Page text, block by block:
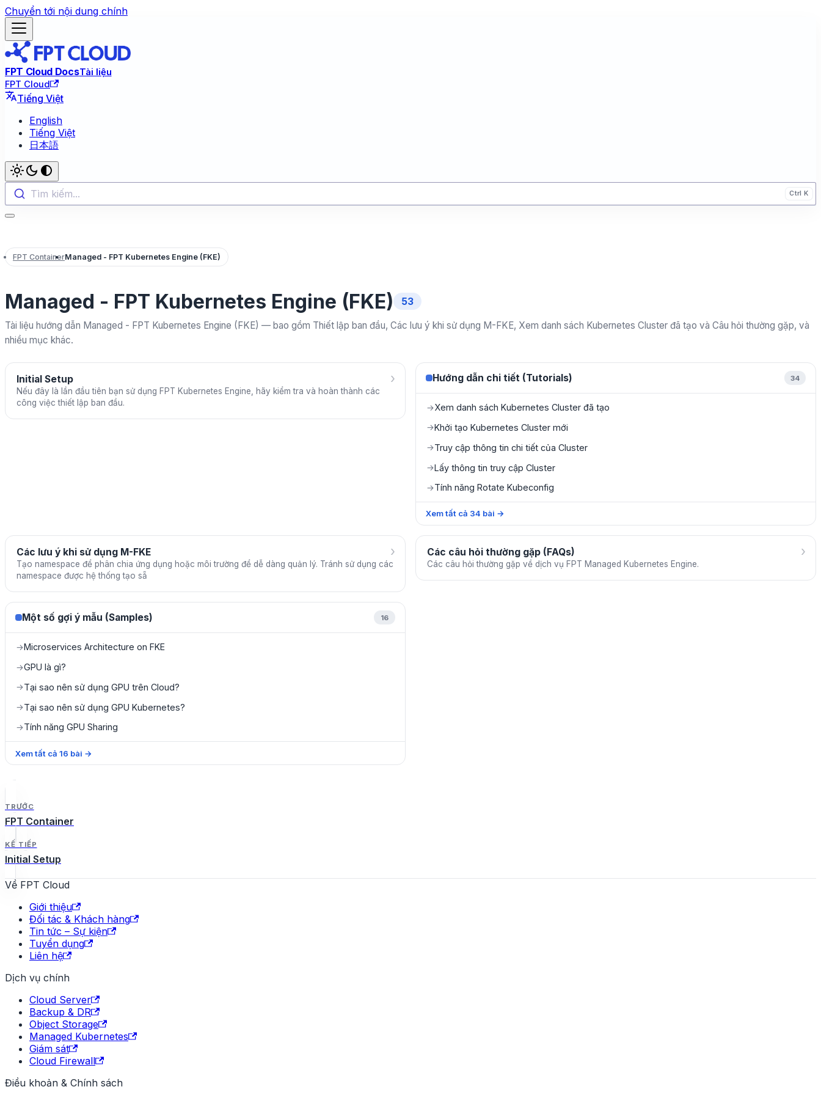
Chuyển tới nội dung chính
FPT Cloud DocsTài liệu
FPT Cloud
Tiếng Việt
English
Tiếng Việt
日本語
Tìm kiếm...
FPT ContainerManaged - FPT Kubernetes Engine (FKE)
Managed - FPT Kubernetes Engine (FKE) 53
Tài liệu hướng dẫn Managed - FPT Kubernetes Engine (FKE) — bao gồm Thiết lập ban đầu, Các lưu ý khi sử dụng M-FKE, Xem danh sách Kubernetes Cluster đã tạo và Câu hỏi thường gặp, và
nhiều mục khác.
Initial Setup
Nếu đây là lần đầu tiên bạn sử dụng FPT Kubernetes Engine, hãy kiểm tra và hoàn thành các
công việc thiết lập ban đầu.
› Hướng dẫn chi tiết (Tutorials) 34
→Xem danh sách Kubernetes Cluster đã tạo
→Khởi tạo Kubernetes Cluster mới
→Truy cập thông tin chi tiết của Cluster
→Lấy thông tin truy cập Cluster
→Tính năng Rotate Kubeconfig
Xem tất cả 34 bài →
Các lưu ý khi sử dụng M-FKE
Tạo namespace để phân chia ứng dụng hoặc môi trường để dễ dàng quản lý. Tránh sử dụng các
namespace được hệ thống tạo sẵ
› Các câu hỏi thường gặp (FAQs)
Các câu hỏi thường gặp về dịch vụ FPT Managed Kubernetes Engine.
›
Một số gợi ý mẫu (Samples) 16
→Microservices Architecture on FKE
→GPU là gì?
→Tại sao nên sử dụng GPU trên Cloud?
→Tại sao nên sử dụng GPU Kubernetes?
→Tính năng GPU Sharing
Xem tất cả 16 bài →
TRƯỚC
FPT Container
KẾ TIẾP
Initial Setup
Về FPT Cloud
Giới thiệu
Đối tác & Khách hàng
Tin tức – Sự kiện
Tuyển dụng
Liên hệ
Dịch vụ chính
Cloud Server
Backup & DR
Object Storage
Managed Kubernetes
Giám sát
Cloud Firewall
Điều khoản & Chính sách